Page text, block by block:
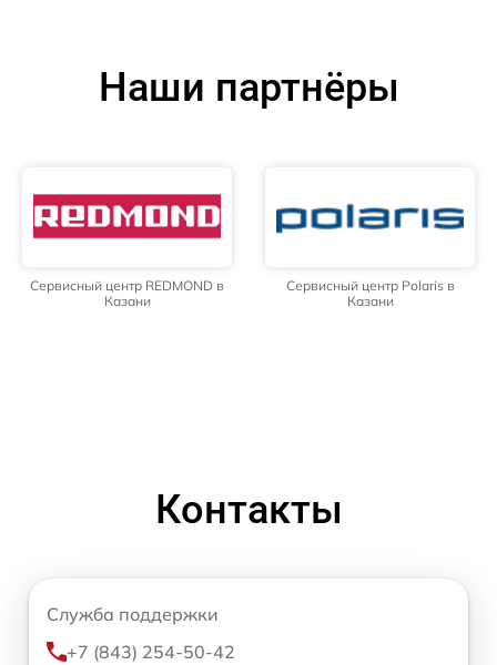
Наши партнёры
Сервисный центр REDMOND в
Казани
Сервисный центр Polaris в
Казани
Контакты
Служба поддержки
+7 (843) 254-50-42